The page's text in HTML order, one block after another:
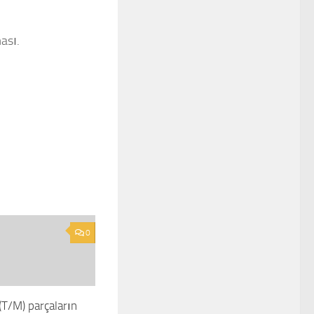
0
M) parçaların